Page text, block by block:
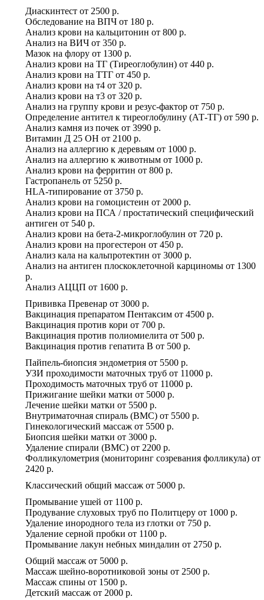
Диаскинтест от 2500 р.
Обследование на ВПЧ от 180 р.
Анализ крови на кальцитонин от 800 р.
Анализ на ВИЧ от 350 р.
Мазок на флору от 1300 р.
Анализ крови на ТГ (Tиреоглобулин) от 440 р.
Анализ крови на ТТГ от 450 р.
Анализ крови на т4 от 320 р.
Анализ крови на т3 от 320 р.
Анализ на группу крови и резус-фактор от 750 р.
Определение антител к тиреоглобулину (АТ-ТГ) от 590 р.
Анализ камня из почек от 3990 р.
Витамин Д 25 ОН от 2100 р.
Анализ на аллергию к деревьям от 1000 р.
Анализ на аллергию к животным от 1000 р.
Анализ крови на ферритин от 800 р.
Гастропанель от 5250 р.
HLA-типирование от 3750 р.
Анализ крови на гомоцистеин от 2000 р.
Анализ крови на ПСА / простатический специфический
антиген от 540 р.
Анализ крови на бета-2-микроглобулин от 720 р.
Анализ крови на прогестерон от 450 р.
Анализ кала на кальпротектин от 3000 р.
Анализ на антиген плоскоклеточной карциномы от 1300
р.
Анализ АЦЦП от 1600 р.
Прививка Превенар от 3000 р.
Вакцинация препаратом Пентаксим от 4500 р.
Вакцинация против кори от 700 р.
Вакцинация против полиомиелита от 500 р.
Вакцинация против гепатита В от 500 р.
Пайпель-биопсия эндометрия от 5500 р.
УЗИ проходимости маточных труб от 11000 р.
Проходимость маточных труб от 11000 р.
Прижигание шейки матки от 5000 р.
Лечение шейки матки от 5500 р.
Внутриматочная спираль (ВМС) от 5500 р.
Гинекологический массаж от 5500 р.
Биопсия шейки матки от 3000 р.
Удаление спирали (ВМС) от 2200 р.
Фолликулометрия (мониторинг созревания фолликула) от
2420 р.
Классический общий массаж от 5000 р.
Промывание ушей от 1100 р.
Продувание слуховых труб по Политцеру от 1000 р.
Удаление инородного тела из глотки от 750 р.
Удаление серной пробки от 1100 р.
Промывание лакун небных миндалин от 2750 р.
Общий массаж от 5000 р.
Массаж шейно-воротниковой зоны от 2500 р.
Массаж спины от 1500 р.
Детский массаж от 2000 р.